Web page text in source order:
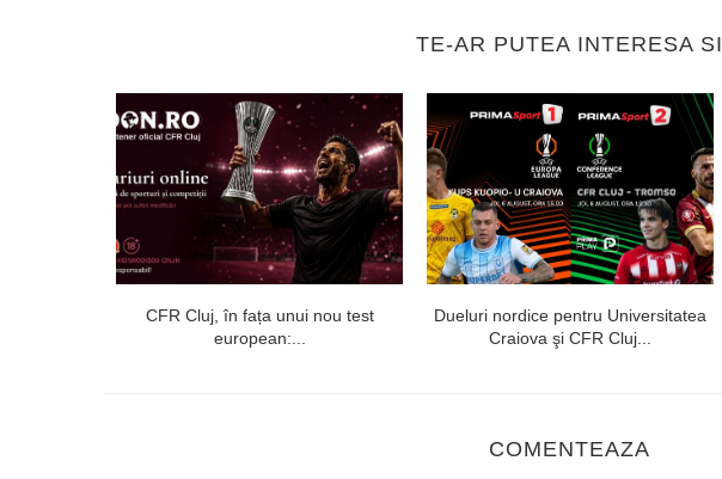
TE-AR PUTEA INTERESA SI
CFR Cluj, în fața unui nou test
european:...
Dueluri nordice pentru Universitatea
Craiova şi CFR Cluj...
COMENTEAZA